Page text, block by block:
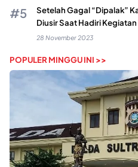
Setelah Gagal “Dipalak”
Diusir Saat Hadiri
28 November 2023
POPULER MINGGU INI >>